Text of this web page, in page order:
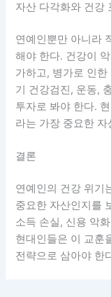
자산 다각화와 건강
연예인뿐만 아니라
해야 한다. 건강이
가하고, 병가로 인
기 건강검진, 운동,
투자로 봐야 한다.
라는 가장 중요한
결론
연예인의 건강 위기
중요한 자산인지를
소득 손실, 신용 악
현대인들은 이 교훈
전략으로 삼아야 한